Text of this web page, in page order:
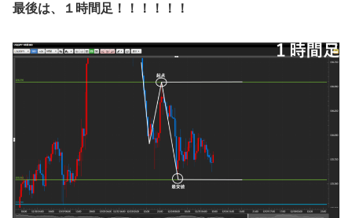
最後は、１時間足！！！！！！